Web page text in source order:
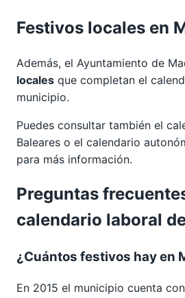
Festivos locales en
Además, el Ayuntamiento de
locales que completan el
municipio.
Puedes consultar también el
Baleares o el calendario
para más información.
Preguntas
calendario laboral
¿Cuántos festivos hay en
En 2015 el municipio cuenta